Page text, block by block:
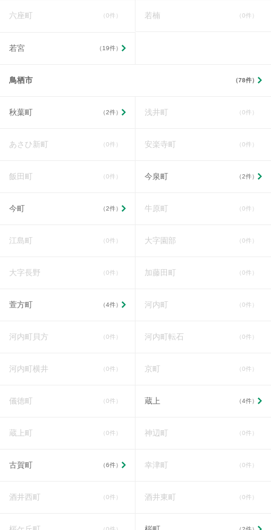
六座町 （0件） 若楠 （0件）
若宮 （19件）
鳥栖市 （78件）
秋葉町 （2件） 浅井町 （0件）
あさひ新町 （0件） 安楽寺町 （0件）
飯田町 （0件） 今泉町 （2件）
今町 （2件） 牛原町 （0件）
江島町 （0件） 大字園部 （0件）
大字長野 （0件） 加藤田町 （0件）
萱方町 （4件） 河内町 （0件）
河内町貝方 （0件） 河内町転石 （0件）
河内町横井 （0件） 京町 （0件）
儀徳町 （0件） 蔵上 （4件）
蔵上町 （0件） 神辺町 （0件）
古賀町 （6件） 幸津町 （0件）
酒井西町 （0件） 酒井東町 （0件）